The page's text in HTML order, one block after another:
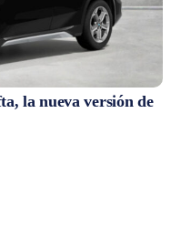
la nueva versión de